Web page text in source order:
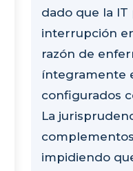
dado que la
interrupción
razón de
íntegramente
configurados
La
impidiendo